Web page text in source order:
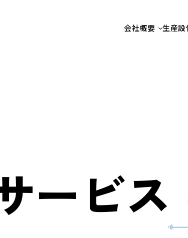
会社概要 生産設
ービス